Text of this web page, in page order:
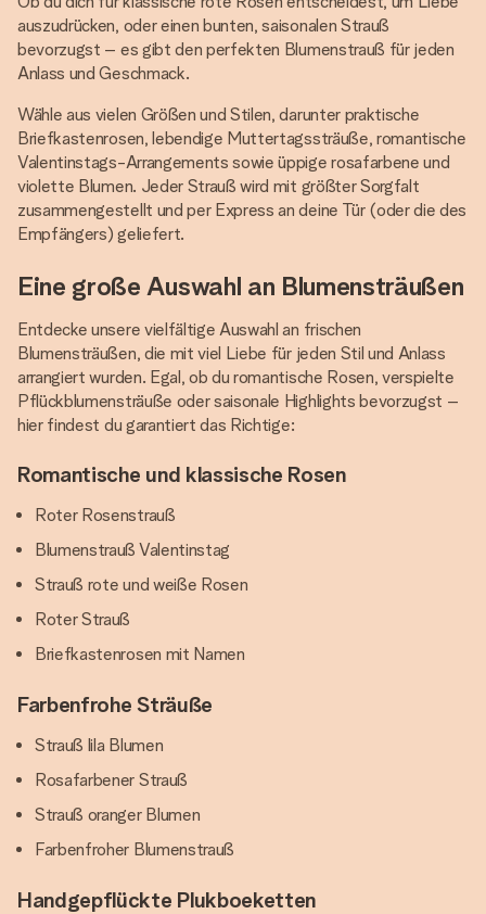
auszudrücken, oder einen bunten, saisonalen Strauß
bevorzugst – es gibt den perfekten Blumenstrauß für jeden
Anlass und Geschmack.
Wähle aus vielen Größen und Stilen, darunter praktische
Briefkastenrosen, lebendige Muttertagssträuße, romantische
Valentinstags-Arrangements sowie üppige rosafarbene und
violette Blumen. Jeder Strauß wird mit größter Sorgfalt
zusammengestellt und per Express an deine Tür (oder die des
Empfängers) geliefert.
Eine große Auswahl an Blumensträußen
Entdecke unsere vielfältige Auswahl an frischen
Blumensträußen, die mit viel Liebe für jeden Stil und Anlass
arrangiert wurden. Egal, ob du romantische Rosen, verspielte
Pflückblumensträuße oder saisonale Highlights bevorzugst –
hier findest du garantiert das Richtige:
Romantische und klassische Rosen
Roter Rosenstrauß
Blumenstrauß Valentinstag
Strauß rote und weiße Rosen
Roter Strauß
Briefkastenrosen mit Namen
Farbenfrohe Sträuße
Strauß lila Blumen
Rosafarbener Strauß
Strauß oranger Blumen
Farbenfroher Blumenstrauß
Handgepflückte Plukboeketten